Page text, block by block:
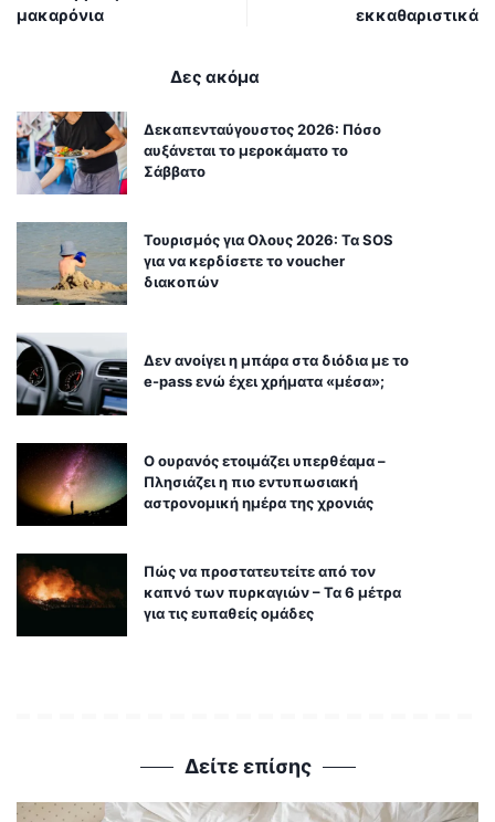
μακαρόνια
εκκαθαριστικά
Δες ακόμα
Δεκαπενταύγουστος 2026: Πόσο
αυξάνεται το μεροκάματο το
Σάββατο
Τουρισμός για Ολους 2026: Τα SOS
για να κερδίσετε το voucher
διακοπών
Δεν ανοίγει η μπάρα στα διόδια με το
e-pass ενώ έχει χρήματα «μέσα»;
Ο ουρανός ετοιμάζει υπερθέαμα –
Πλησιάζει η πιο εντυπωσιακή
αστρονομική ημέρα της χρονιάς
Πώς να προστατευτείτε από τον
καπνό των πυρκαγιών – Τα 6 μέτρα
για τις ευπαθείς ομάδες
Δείτε επίσης